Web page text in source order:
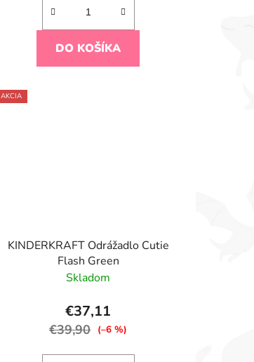
DO KOŠÍKA
AKCIA
KINDERKRAFT Odrážadlo Cutie
Flash Green
Skladom
€37,11
€39,90 (–6 %)